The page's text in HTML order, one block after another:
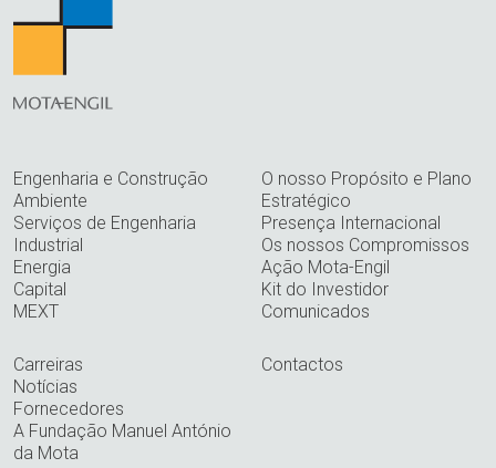
Engenharia e Construção
Ambiente
Serviços de Engenharia
Industrial
Energia
Capital
MEXT
O nosso Propósito e Plano
Estratégico
Presença Internacional
Os nossos Compromissos
Ação Mota-Engil
Kit do Investidor
Comunicados
Carreiras
Notícias
Fornecedores
A Fundação Manuel António
da Mota
Contactos